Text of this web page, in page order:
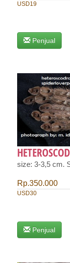
USD19
Penjual
size: 3-3,5 cm.
Rp.350.000
USD30
Penjual